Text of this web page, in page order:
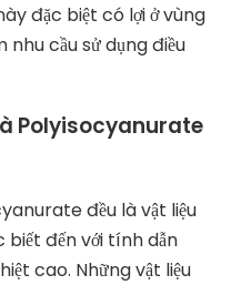
đặc biệt có lợi ở vùng
nhu cầu sử dụng điều
Polyisocyanurate
đều là vật liệu
biết đến với tính dẫn
cao. Những vật liệu